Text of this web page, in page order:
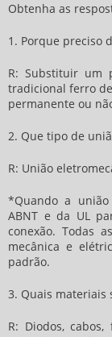
Obtenha as
1. Porque preciso
R: Substituir um
tradicional ferro
permanente ou
2. Que tipo de
R: União
*Quando a
ABNT e da UL
conexão. Todas
mecânica e
padrão.
3. Quais materiais
R: Diodos, cabos,